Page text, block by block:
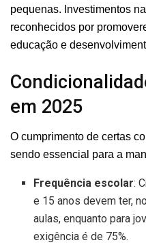
pequenas. Investimentos
reconhecidos por
educação e
em 2025
O cumprimento de certas
sendo essencial para a
Frequência escolar:
e 15 anos devem ter,
aulas, enquanto para
exigência é de 75%.